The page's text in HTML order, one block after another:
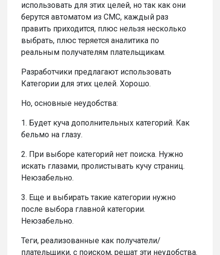
использовать для этих целей, но так как они
берутся автоматом из СМС, каждый раз
править приходится, плюс нельзя несколько
выбрать, плюс теряется аналитика по
реальным получателям плательщикам.
Разработчики предлагают использовать
Категории для этих целей. Хорошо.
Но, основные неудобства:
1. Будет куча дополнительных категорий. Как
бельмо на глазу.
2. При выборе категорий нет поиска. Нужно
искать глазами, пролистывать кучу страниц.
Неюзабельно.
3. Еще и выбирать такие категории нужно
после выбора главной категории.
Неюзабельно.
Теги, реализованные как получатели/
плательщики, с поиском, решат эти неудобства.